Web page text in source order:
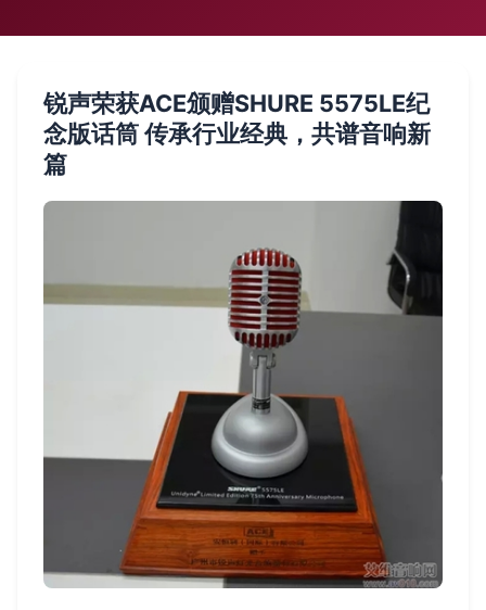
锐声荣获ACE颁赠SHURE 5575LE纪
念版话筒 传承行业经典，共谱音响新
篇